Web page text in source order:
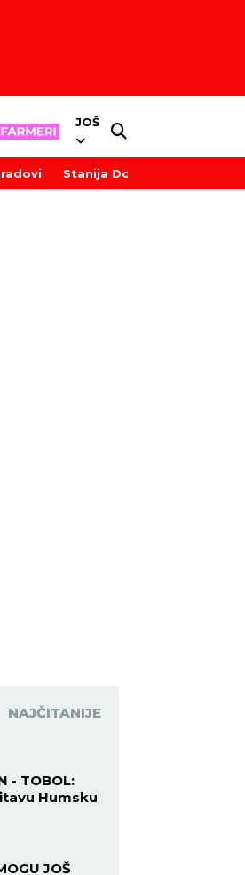
JOŠ
Stanija Dobrojević
NAJČITANIJE
- TOBOL:
Humsku
JOŠ